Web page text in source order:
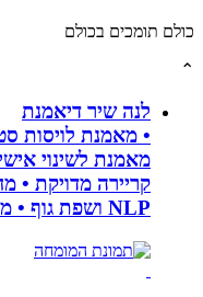
בכולם
לנה שיר דיאמנת
• מאמנת לויסות סטרס
מאמנת לשינוי אישי •
קריירה מדויקת •